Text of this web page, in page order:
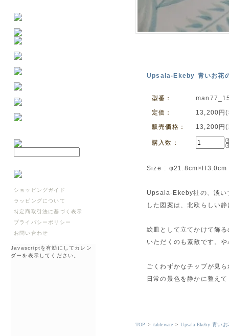
Upsala-Ekeby 青いお花
型番：
定価：
13,200円
販売価格：
13,200円
購入数：
Size : φ21.8cm×H3.0cm
Upsala-Ekeby社の、淡い
した図案は、北欧らしい
絵皿として立てかけて飾
いただくのも素敵です。
ごくわずかなチップが見
日常の景色を静かに整え
TOP > tableware >Upsala-Ekeby 青い
ショッピングガイド
ラッピングについて
特定商取引法に基づく表示
プライバシーポリシー
お問い合わせ
Javascriptを有効にしてカレン
ダーを表示してください。